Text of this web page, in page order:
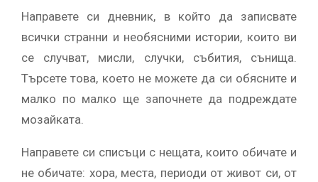
Направете си дневник, в който да записвате
всички странни и необясними истории, които ви
се случват, мисли, случки, събития, сънища.
Търсете това, което не можете да си обясните и
малко по малко ще започнете да подреждате
мозайката.
Направете си списъци с нещата, които обичате и
не обичате: хора, места, периоди от живот си, от